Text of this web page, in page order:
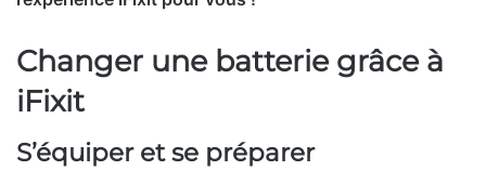
Changer une batterie grâce à
iFixit
S’équiper et se préparer